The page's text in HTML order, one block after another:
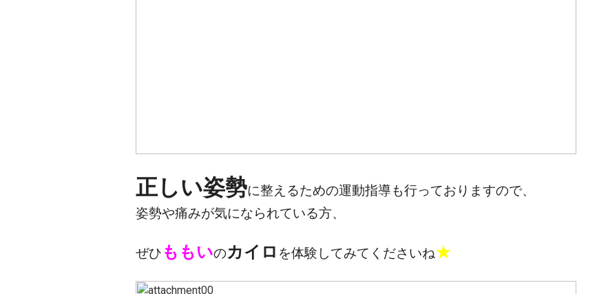
正しい姿勢に整えるための運動指導も行っておりますので、
姿勢や痛みが気になられている方、
ぜひ ももいのカイロ を体験してみてくださいね★